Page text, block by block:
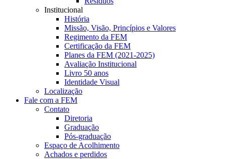
Institucional
História
Missão, Visão, Princípios e Valores
Regimento da FEM
Certificação da FEM
Planes da FEM (2021-2025)
Avaliação Institucional
Livro 50 anos
Identidade Visual
Localização
Fale com a FEM
Contato
Diretoria
Graduação
Pós-graduação
Espaço de Acolhimento
Achados e perdidos